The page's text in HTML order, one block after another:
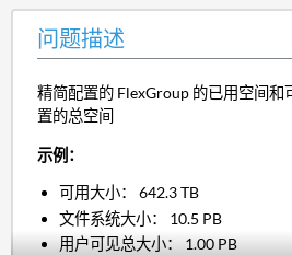
问题描述
精简配置的 FlexGroup 的已用空间和
置的总空间
示例：
可用大小： 642.3 TB
文件系统大小： 10.5 PB
用户可见总大小： 1.00 PB